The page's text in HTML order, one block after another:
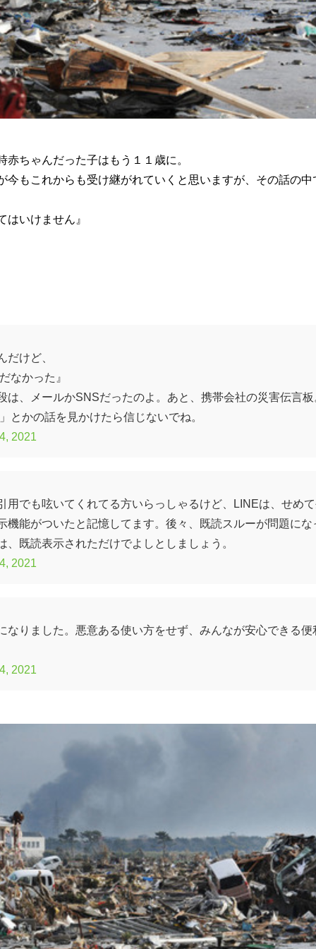
ちゃんだった子はもう１１歳に。
今もこれからも受け継がれていくと思いますが、その話の中
はいけません』
だけど、
なかった』
は、メールかSNSだったのよ。あと、携帯会社の災害伝言板
とかの話を見かけたら信じないでね。
2021
用でも呟いてくれてる方いらっしゃるけど、LINEは、せめ
機能がついたと記憶してます。後々、既読スルーが問題にな
既読表示されただけでよしとしましょう。
2021
なりました。悪意ある使い方をせず、みんなが安心できる便
2021